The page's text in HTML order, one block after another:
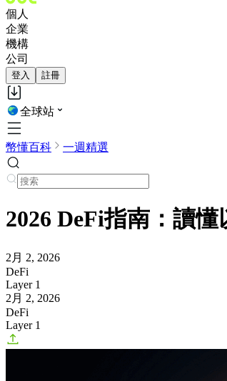
個人
企業
機構
公司
登入 註冊
全球站
幣懂百科 一週精選
2026 DeFi指南：讀
2月 2, 2026
DeFi
Layer 1
2月 2, 2026
DeFi
Layer 1